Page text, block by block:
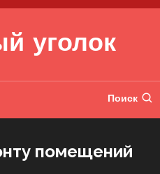
уголок
Поиск
помещений